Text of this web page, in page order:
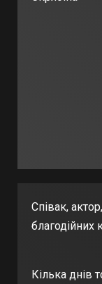
Співак,
благодійних
Кілька днів